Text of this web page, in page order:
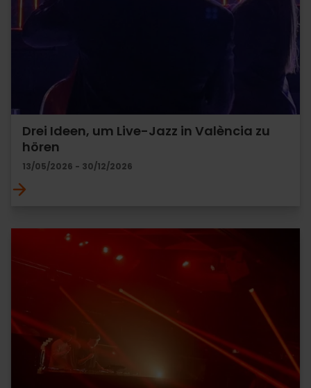
Drei Ideen, um Live-Jazz in València zu
hören
13/05/2026 - 30/12/2026